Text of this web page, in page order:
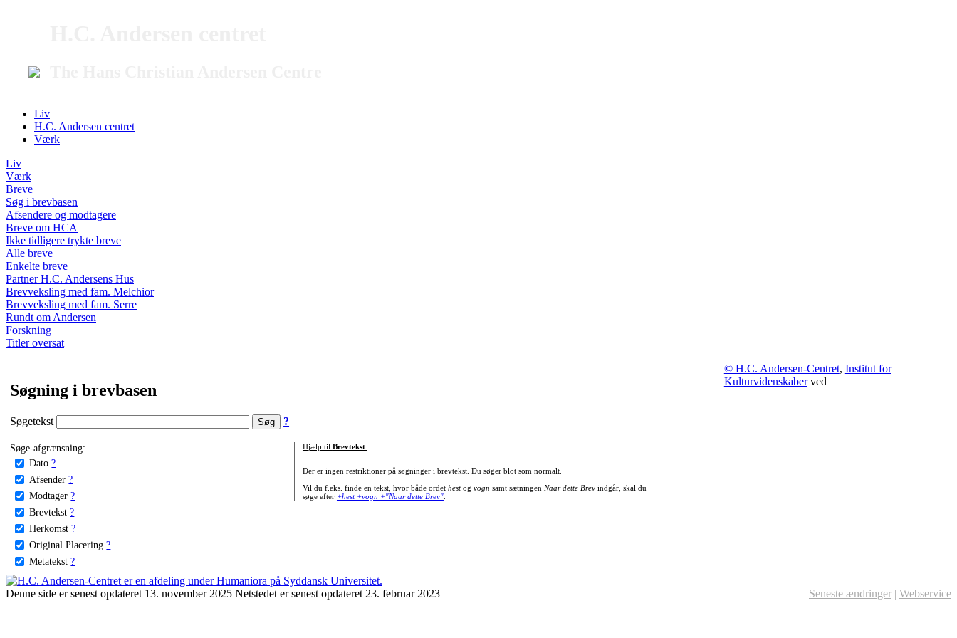
Liv
H.C. Andersen centret
Værk
Liv
Værk
Breve
Søg i brevbasen
Afsendere og modtagere
Breve om HCA
Ikke tidligere trykte breve
Alle breve
Enkelte breve
Partner H.C. Andersens Hus
Brevveksling med fam. Melchior
Brevveksling med fam. Serre
Rundt om Andersen
Forskning
Titler oversat
Søgning i brevbasen
Søgetekst ?
Søge-afgrænsning:
Dato ?
Afsender ?
Modtager ?
Brevtekst ?
Herkomst ?
Original Placering ?
Metatekst ?
Hjælp til Brevtekst:
Der er ingen restriktioner på søgninger i brevtekst. Du søger blot som normalt.
Vil du f.eks. finde en tekst, hvor både ordet hestog vogn samt sætningen Naar dette Brevindgår, skal du
søge efter +hest +vogn +"Naar dette Brev".
© H.C. Andersen-Centret, Institut for
Kulturvidenskaberved
Denne side er senest opdateret 13. november 2025 Netstedet er senest opdateret 23. februar 2023 Seneste ændringer | Webservice